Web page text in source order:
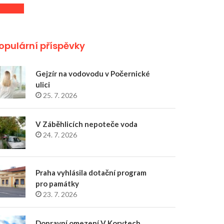
příspěvky
Gejzír na vodovodu v Počernické
ulici
25. 7. 2026
V Záběhlicích nepoteče voda
24. 7. 2026
Praha vyhlásila dotační program
pro památky
23. 7. 2026